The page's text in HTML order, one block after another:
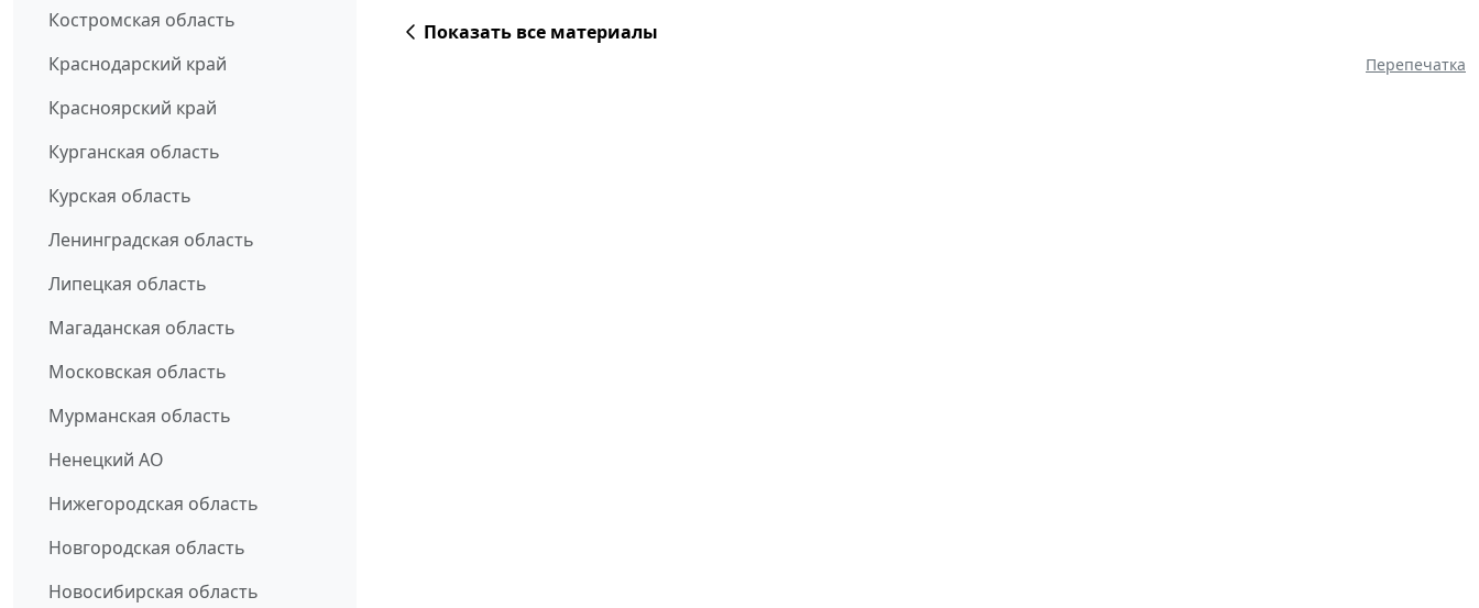
Костромская область
Краснодарский край
Красноярский край
Курганская область
Курская область
Ленинградская область
Липецкая область
Магаданская область
Московская область
Мурманская область
Ненецкий АО
Нижегородская область
Новгородская область
Новосибирская область
Показать все материалы
Перепечатка